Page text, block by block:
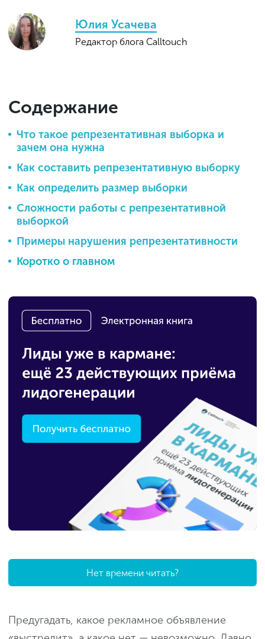
Юлия Усачева
Редактор блога Calltouch
Содержание
Что такое репрезентативная выборка и
зачем она нужна
Как составить репрезентативную выборку
Как определить размер выборки
Сложности работы с репрезентативной
выборкой
Примеры нарушения репрезентативности
Коротко о главном
Нет времени читать?
Предугадать, какое рекламное объявление